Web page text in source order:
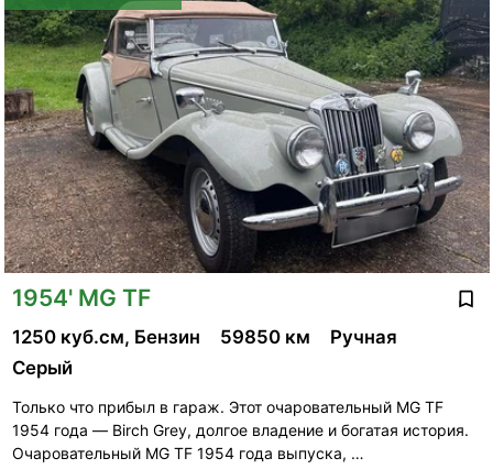
1954' MG TF
1250 куб.см, Бензин 59850 км
Ручная
Серый
Только что прибыл в гараж. Этот очаровательный MG TF
1954 года — Birch Grey, долгое владение и богатая история.
Очаровательный MG TF 1954 года выпуска, …